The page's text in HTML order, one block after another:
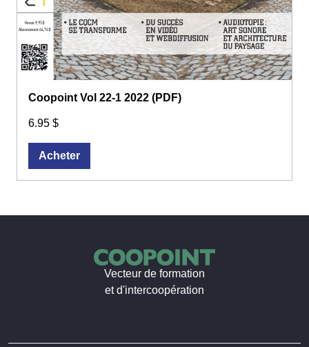
Coopoint Vol 22-1 2022 (PDF)
6.95 $
Acheter
Vecteur de formation
et d'intercoopération